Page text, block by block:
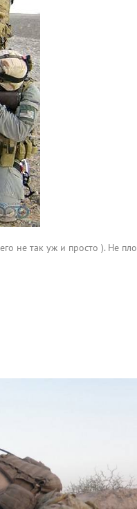
не так уж и просто ). Не